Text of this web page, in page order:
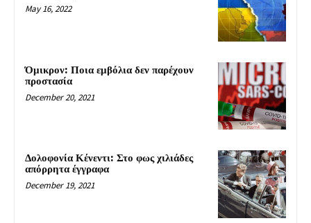
May 16, 2022
Όμικρον: Ποια εμβόλια δεν παρέχουν
προστασία
December 20, 2021
Δολοφονία Κένεντι: Στο φως χιλιάδες
απόρρητα έγγραφα
December 19, 2021